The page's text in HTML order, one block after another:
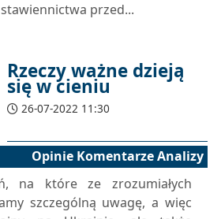
przed...
Rzeczy ważne dzieją
się w cieniu
26-07-2022 11:30
Opinie Komentarze Analizy
na które ze zrozumiałych
szczególną uwagę, a więc